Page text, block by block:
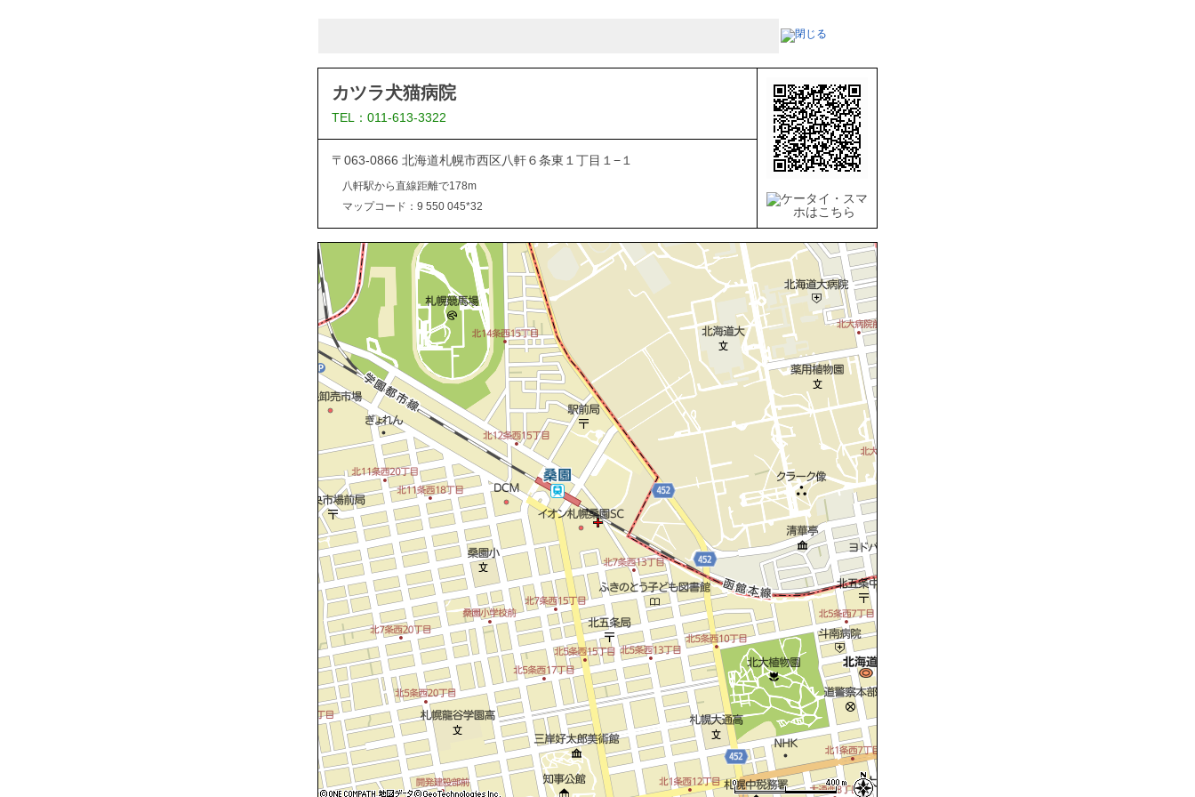
カツラ犬猫病院
TEL：011-613-3322
〒063-0866 北海道札幌市西区八軒６条東１丁目１−１
八軒駅から直線距離で178m
マップコード：9 550 045*32